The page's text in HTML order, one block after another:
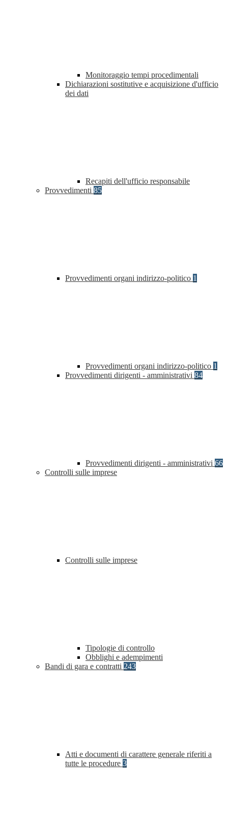
Monitoraggio tempi procedimentali
Dichiarazioni sostitutive e acquisizione d'ufficio
dei dati
Recapiti dell'ufficio responsabile
Provvedimenti 85
Provvedimenti organi indirizzo-politico 1
Provvedimenti organi indirizzo-politico 1
Provvedimenti dirigenti - amministrativi 84
Provvedimenti dirigenti - amministrativi 66
Controlli sulle imprese
Controlli sulle imprese
Tipologie di controllo
Obblighi e adempimenti
Bandi di gara e contratti 243
Atti e documenti di carattere generale riferiti a
tutte le procedure 3